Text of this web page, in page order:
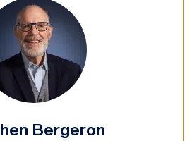
Bergeron